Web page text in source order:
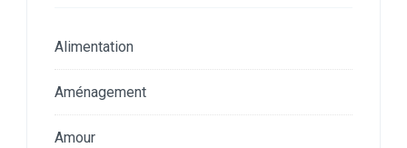
Alimentation
Aménagement
Amour